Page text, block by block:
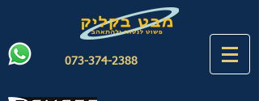
073-374-2388